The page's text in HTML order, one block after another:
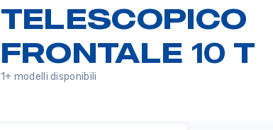
TELESCOPICO
FRONTALE 10 T
1+ modelli disponibili